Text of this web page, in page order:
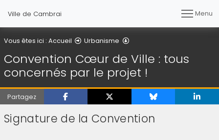
Ville de Cambrai Menu
Vous êtes ici : Accueil Urbanisme
Convention Cœur de Ville : tous
concernés par le projet !
Partagez
Signature de la Convention